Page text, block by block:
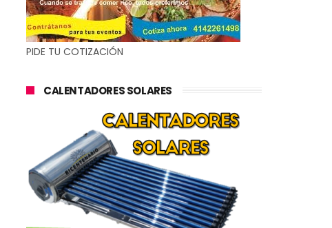
PIDE TU COTIZACIÓN
CALENTADORES SOLARES